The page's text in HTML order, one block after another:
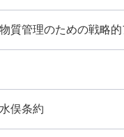
質管理のための戦略的
俣条約